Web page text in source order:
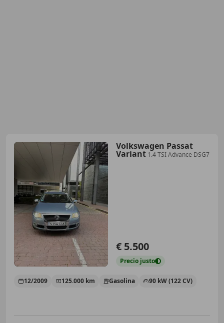
Volkswagen Passat
Variant 1.4 TSI Advance DSG7
€ 5.500
Precio justo
12/2009 125.000 km Gasolina 90 kW (122 CV)